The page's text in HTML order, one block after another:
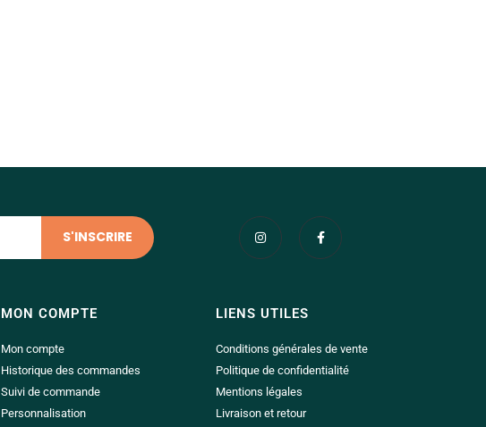
MON COMPTE
Mon compte
Historique des commandes
Suivi de commande
Personnalisation
LIENS UTILES
Conditions générales de vente
Politique de confidentialité
Mentions légales
Livraison et retour